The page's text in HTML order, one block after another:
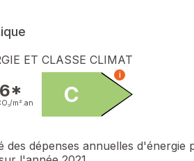
à proximité immédiate des écoles et
les risques auxquels ce bien est
vendeur
ET CLASSE CLIMAT
6*
m². an C
i
des dépenses annuelles d'énergie